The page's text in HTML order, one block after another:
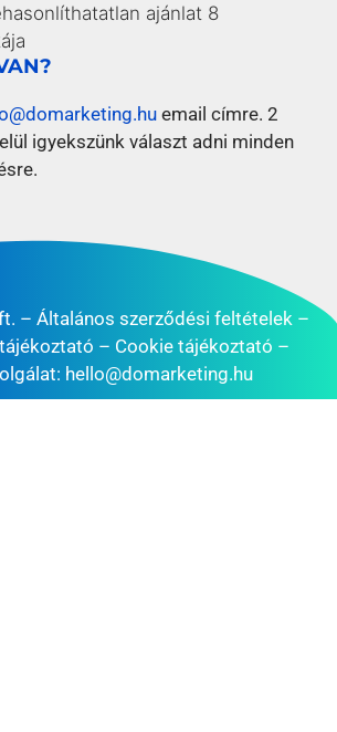
ajánlat 8
email címre. 2
igyekszünk választ adni minden
– Általános szerződési feltételek –
– Cookie tájékoztató –
hello@domarketing.hu